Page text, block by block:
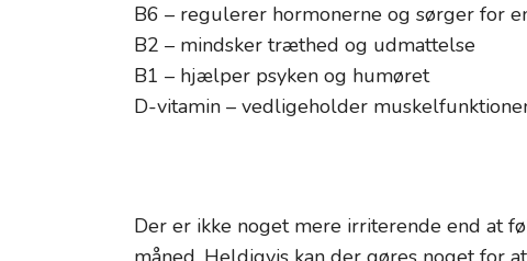
B6 – regulerer hormonerne og sørger for
B2 – mindsker træthed og udmattelse
B1 – hjælper psyken og humøret
D-vitamin – vedligeholder
Der er ikke noget mere irriterende end at